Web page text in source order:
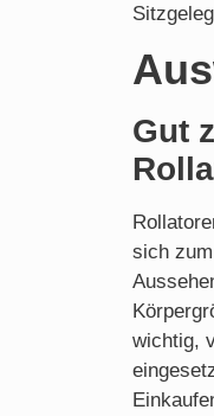
Gut
sich
wichtig,